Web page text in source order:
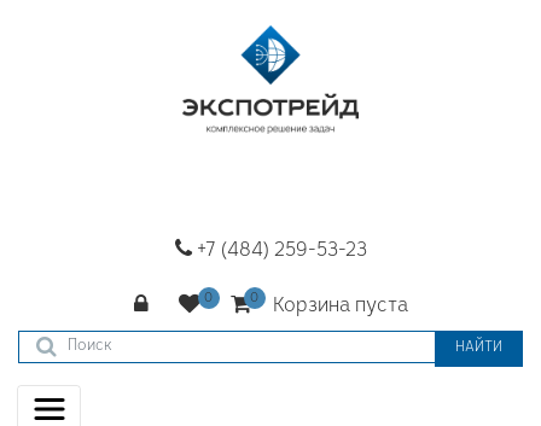
+7 (484) 259-53-23
Корзина пуста
НАЙТИ